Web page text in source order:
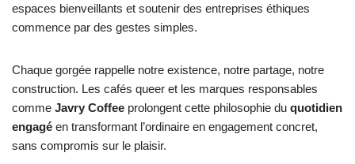
espaces bienveillants et soutenir des entreprises éthiques
commence par des gestes simples.
Chaque gorgée rappelle notre existence, notre partage, notre
construction. Les cafés queer et les marques responsables
comme Javry Coffee prolongent cette philosophie du quotidien
engagé en transformant l’ordinaire en engagement concret,
sans compromis sur le plaisir.